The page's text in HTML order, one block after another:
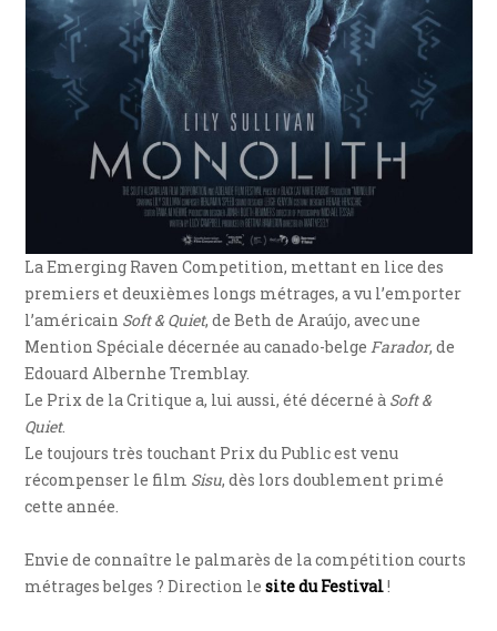
La Emerging Raven Competition, mettant en lice des
premiers et deuxièmes longs métrages, a vu l’emporter
l’américain Soft & Quiet, de Beth de Araújo, avec une
Mention Spéciale décernée au canado-belgeFarador, de
Edouard Albernhe Tremblay.
Le Prix de la Critique a, lui aussi, été décerné à Soft &
Quiet.
Le toujours très touchant Prix du Public est venu
récompenser le film Sisu, dès lors doublement primé
cette année.
Envie de connaître le palmarès de la compétition courts
métrages belges ? Direction lesite du Festival!